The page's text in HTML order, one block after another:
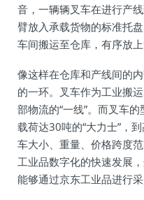
音，一辆辆叉车在进行产
臂放入承载货物的标准托
车间搬运至仓库，有序放
像这样在仓库和产线间的
的一环。叉车作为工业搬
部物流的“一线”。而叉车
载荷达30吨的“大力士”，
车大小、重量、价格跨度
工业品数字化的快速发展
能够通过京东工业品进行采